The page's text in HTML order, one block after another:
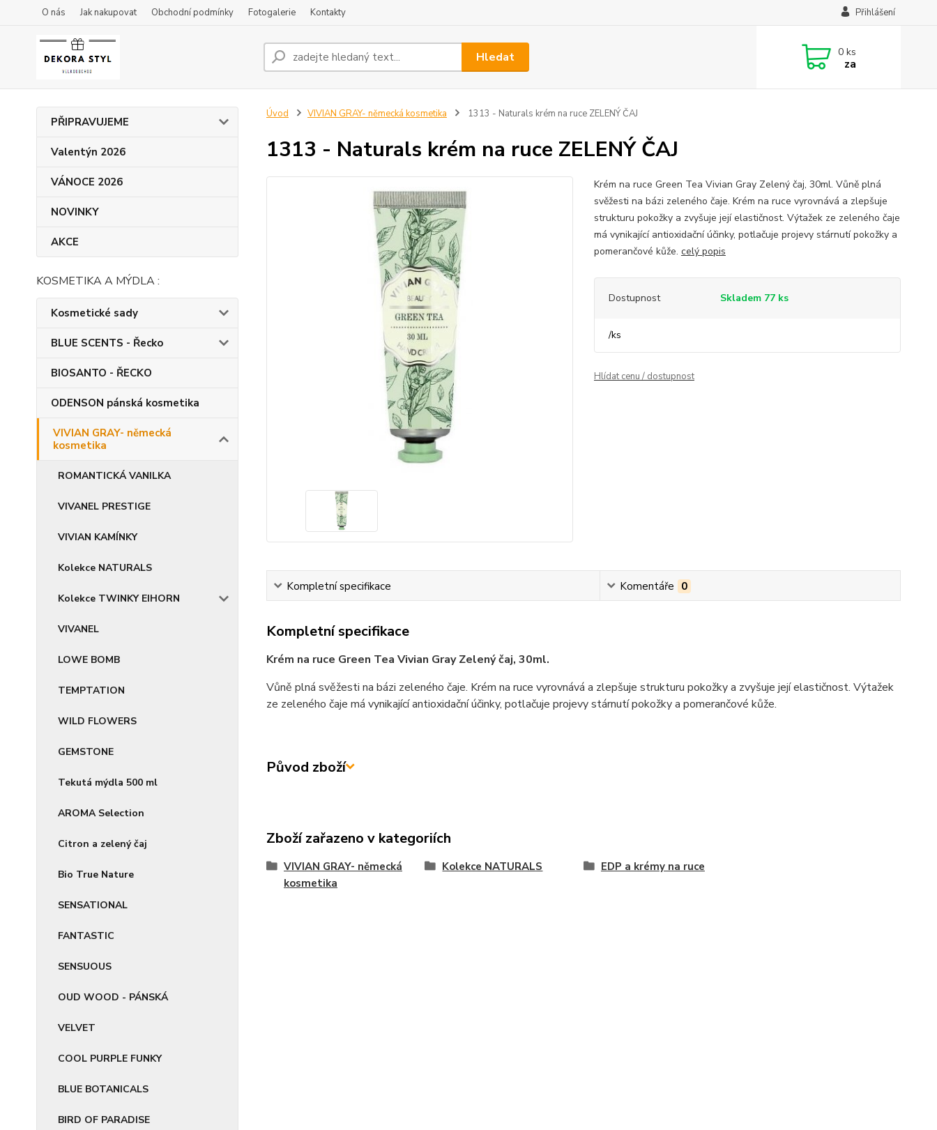
O nás Jak nakupovat Obchodní podmínky Fotogalerie Kontakty Přihlášení
Hledat 0 ks
za
PŘIPRAVUJEME
Valentýn 2026
VÁNOCE 2026
NOVINKY
AKCE
KOSMETIKA A MÝDLA :
Kosmetické sady
BLUE SCENTS - Řecko
BIOSANTO - ŘECKO
ODENSON pánská kosmetika
VIVIAN GRAY- německá
kosmetika
ROMANTICKÁ VANILKA
VIVANEL PRESTIGE
VIVIAN KAMÍNKY
Kolekce NATURALS
Kolekce TWINKY EIHORN
VIVANEL
LOWE BOMB
TEMPTATION
WILD FLOWERS
GEMSTONE
Tekutá mýdla 500 ml
AROMA Selection
Citron a zelený čaj
Bio True Nature
SENSATIONAL
FANTASTIC
SENSUOUS
OUD WOOD - PÁNSKÁ
VELVET
COOL PURPLE FUNKY
BLUE BOTANICALS
BIRD OF PARADISE
Úvod VIVIAN GRAY- německá kosmetika 1313 - Naturals krém na ruce ZELENÝ ČAJ
1313 - Naturals krém na ruce ZELENÝ ČAJ
Krém na ruce Green Tea Vivian Gray Zelený čaj, 30ml. Vůně plná
svěžesti na bázi zeleného čaje. Krém na ruce vyrovnává a zlepšuje
strukturu pokožky a zvyšuje její elastičnost. Výtažek ze zeleného čaje
má vynikající antioxidační účinky, potlačuje projevy stárnutí pokožky a
pomerančové kůže. celý popis
Dostupnost Skladem 77 ks
/ks
Hlídat cenu / dostupnost
Kompletní specifikace Komentáře 0
Kompletní specifikace
Krém na ruce Green Tea Vivian Gray Zelený čaj, 30ml.
Vůně plná svěžesti na bázi zeleného čaje. Krém na ruce vyrovnává a zlepšuje strukturu pokožky a zvyšuje její elastičnost. Výtažek
ze zeleného čaje má vynikající antioxidační účinky, potlačuje projevy stárnutí pokožky a pomerančové kůže.
Původ zboží
Zboží zařazeno v kategoriích
VIVIAN GRAY- německá
kosmetika
Kolekce NATURALS EDP a krémy na ruce